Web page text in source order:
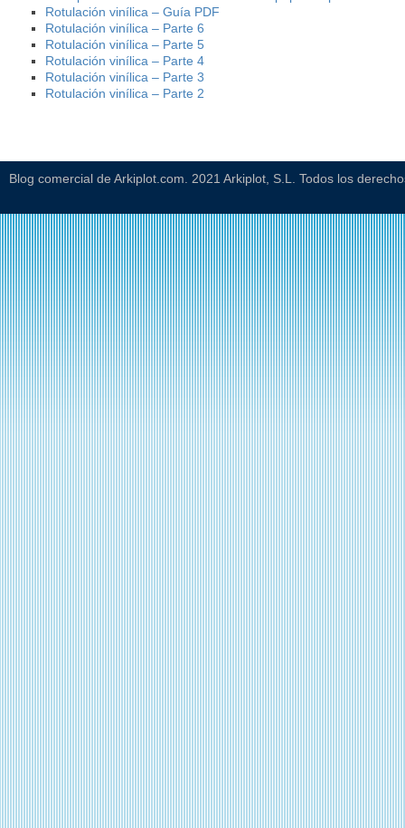
Rotulación vinílica – Guía PDF
Rotulación vinílica – Parte 6
Rotulación vinílica – Parte 5
Rotulación vinílica – Parte 4
Rotulación vinílica – Parte 3
Rotulación vinílica – Parte 2
Blog comercial de Arkiplot.com. 2021 Arkiplot, S.L. Todos los